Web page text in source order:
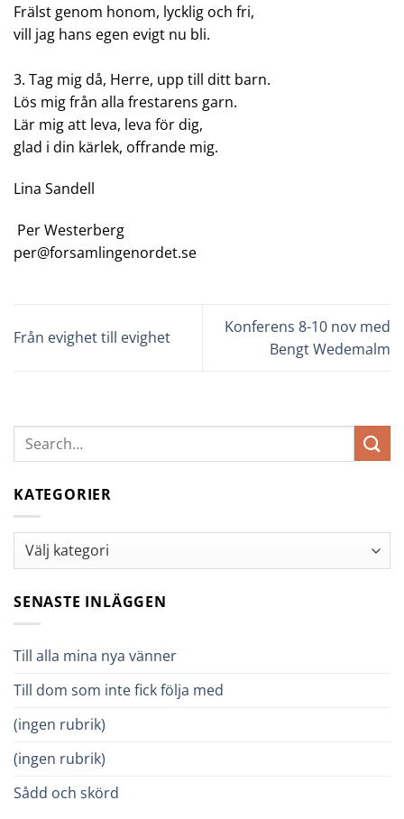
Frälst genom honom, lycklig och fri,
vill jag hans egen evigt nu bli.
3. Tag mig då, Herre, upp till ditt barn.
Lös mig från alla frestarens garn.
Lär mig att leva, leva för dig,
glad i din kärlek, offrande mig.
Lina Sandell
Per Westerberg
per@forsamlingenordet.se
Från evighet till evighet
Konferens 8-10 nov med
Bengt Wedemalm
KATEGORIER
Kategorier
SENASTE INLÄGGEN
Till alla mina nya vänner
Till dom som inte fick följa med
(ingen rubrik)
(ingen rubrik)
Sådd och skörd